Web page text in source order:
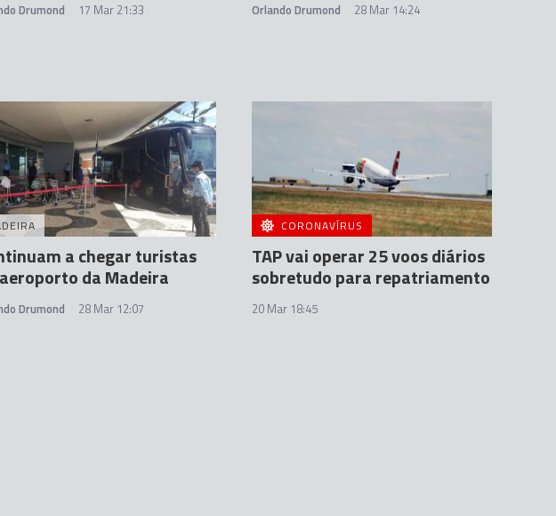
Drumond 17 Mar 21:33 Orlando Drumond 28 Mar 14:24
a chegar turistas
da Madeira
Drumond 28 Mar 12:07
CORONAVÍRUS
TAP vai operar 25 voos diários
sobretudo para repatriamento
20 Mar 18:45